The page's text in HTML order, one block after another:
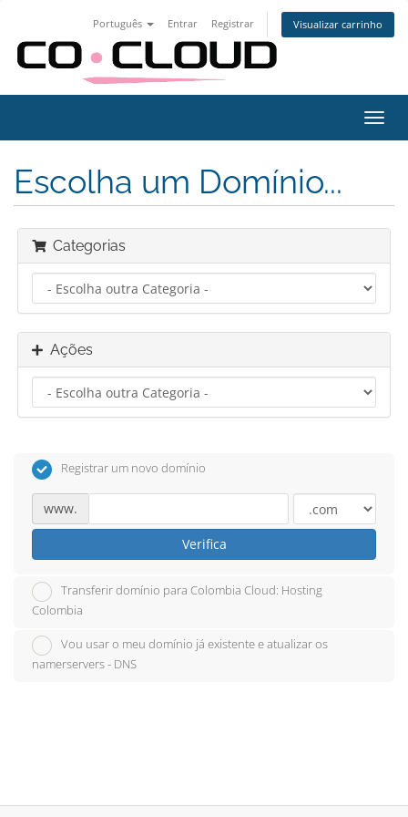
Português Entrar Registrar Visualizar carrinho
Escolha um Domínio...
Categorias
Ações
Registrar um novo domínio
www.
Verifica
Transferir domínio para Colombia Cloud: Hosting
Colombia
Vou usar o meu domínio já existente e atualizar os
namerservers - DNS